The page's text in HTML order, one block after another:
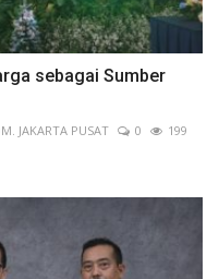
sebagai Sumber
JAKARTA PUSAT 0
199